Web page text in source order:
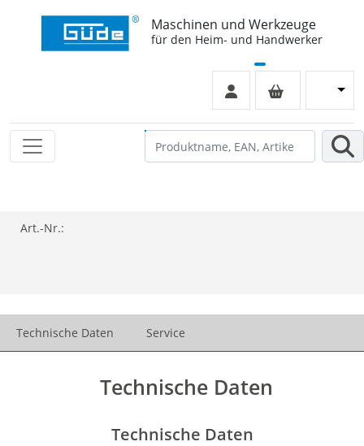
Maschinen und Werkzeuge
für den Heim- und Handwerker
Art.-Nr.:
Technische Daten Service
Technische Daten
Technische Daten